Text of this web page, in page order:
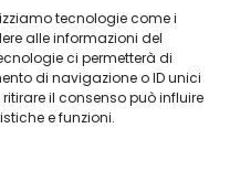
tecnologie come i
alle informazioni del
ci permetterà di
di navigazione o ID unici
il consenso può influire
e funzioni.
- Montecatini Terme